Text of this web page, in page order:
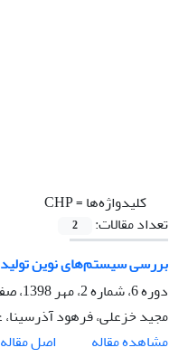
کلیدواژه‌ها =CHP
تعداد مقالات:
2
بررسی سیستم‌های نوین
دوره 6، شماره 2، مهر 1398، صفحه
مجید خزعلی، فرهود آذرسینا،
مشاهده مقاله
اصل مقاله